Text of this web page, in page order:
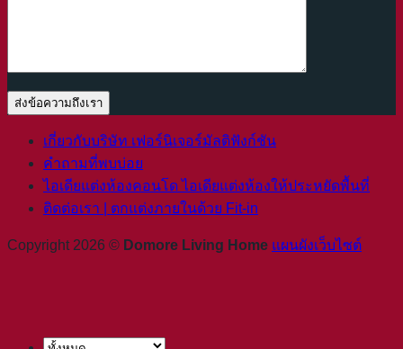
เกี่ยวกับบริษัท เฟอร์นิเจอร์มัลติฟังก์ชัน
คำถามที่พบบ่อย
ไอเดียแต่งห้องคอนโด ไอเดียแต่งห้องให้ประหยัดพื้นที่
ติดต่อเรา | ตกแต่งภายในด้วย Fit-in
Copyright 2026 © Domore Living Home แผนผังเว็บไซต์